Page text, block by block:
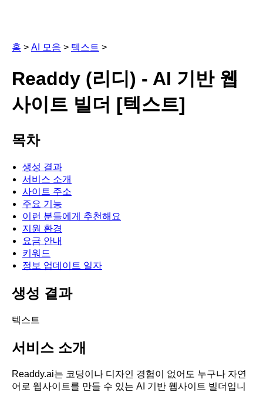
홈 > AI 모음 > 텍스트 >
Readdy (리디) - AI 기반 웹
사이트 빌더 [텍스트]
목차
생성 결과
서비스 소개
사이트 주소
주요 기능
이런 분들에게 추천해요
지원 환경
요금 안내
키워드
정보 업데이트 일자
생성 결과
텍스트
서비스 소개
Readdy.ai는 코딩이나 디자인 경험이 없어도 누구나 자연
어로 웹사이트를 만들 수 있는 AI 기반 웹사이트 빌더입니